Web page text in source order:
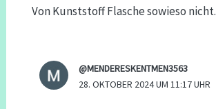
Von Kunststoff Flasche sowieso nicht.
@MENDERESKENTMEN3563
28. OKTOBER 2024 UM 11:17 UHR